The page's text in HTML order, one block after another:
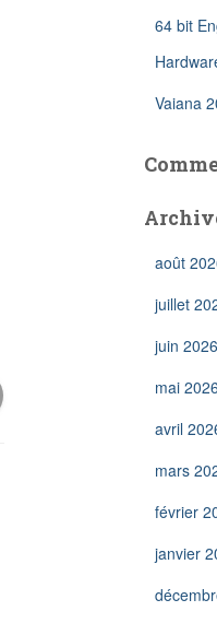
64 bit
Vaiana
août
juillet
juin 2026
mai 2026
avril
mars
février
janvier